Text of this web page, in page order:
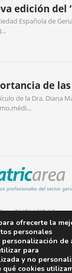
edición del
Española de
de las
de la Dra. Diana
PUBLICIDAD
ofrecerte la
personales
de
para
y no
qué cookies